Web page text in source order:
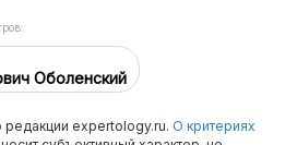
Оболенский
expertology.ru. О критериях